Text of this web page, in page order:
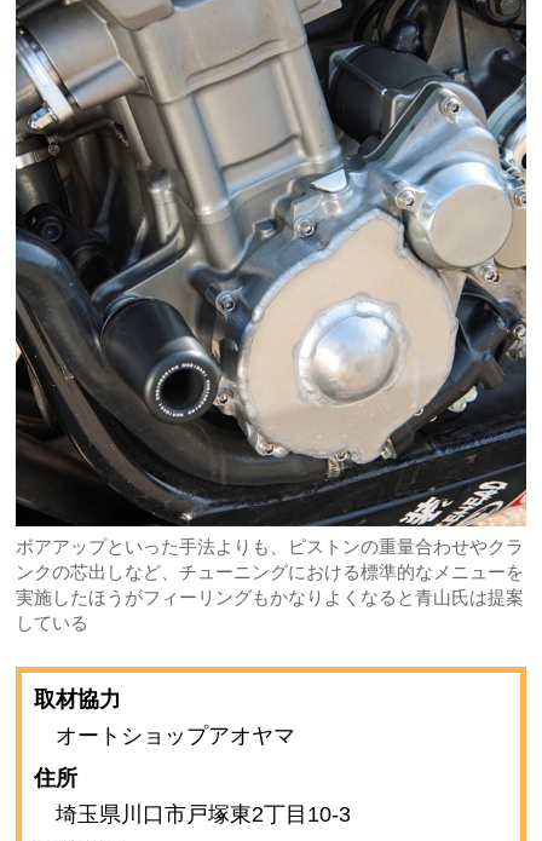
ボアアップといった手法よりも、ピストンの重量合わせやクラ
ンクの芯出しなど、チューニングにおける標準的なメニューを
実施したほうがフィーリングもかなりよくなると青山氏は提案
している
取材協力
オートショップアオヤマ
住所
埼玉県川口市戸塚東2丁目10-3